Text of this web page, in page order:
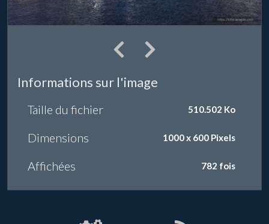
Informations sur l'image
Taille du fichier 510.502 Ko
Dimensions 1000 x 600 Pixels
Affichées 782 fois